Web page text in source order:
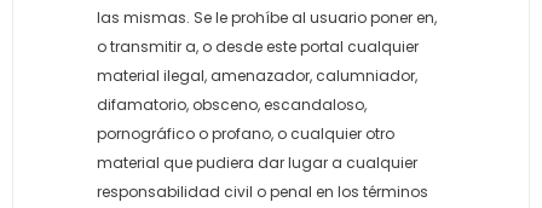
las mismas. Se le prohíbe al usuario poner en,
o transmitir a, o desde este portal cualquier
material ilegal, amenazador, calumniador,
difamatorio, obsceno, escandaloso,
pornográfico o profano, o cualquier otro
material que pudiera dar lugar a cualquier
responsabilidad civil o penal en los términos